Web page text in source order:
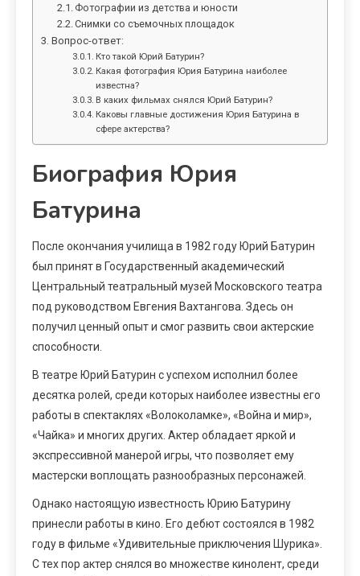
Фотографии из детства и юности
Снимки со съемочных площадок
Вопрос-ответ:
Кто такой Юрий Батурин?
Какая фотография Юрия Батурина наиболее
известна?
В каких фильмах снялся Юрий Батурин?
Каковы главные достижения Юрия Батурина в
сфере актерства?
Биография Юрия
Батурина
После окончания училища в 1982 году Юрий Батурин
был принят в Государственный академический
Центральный театральный музей Московского театра
под руководством Евгения Вахтангова. Здесь он
получил ценный опыт и смог развить свои актерские
способности.
В театре Юрий Батурин с успехом исполнил более
десятка ролей, среди которых наиболее известны его
работы в спектаклях «Волоколамке», «Война и мир»,
«Чайка» и многих других. Актер обладает яркой и
экспрессивной манерой игры, что позволяет ему
мастерски воплощать разнообразных персонажей.
Однако настоящую известность Юрию Батурину
принесли работы в кино. Его дебют состоялся в 1982
году в фильме «Удивительные приключения Шурика».
С тех пор актер снялся во множестве кинолент, среди